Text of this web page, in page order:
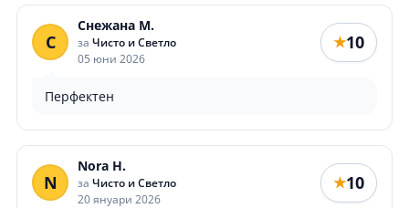
С
Снежана М.
за Чисто и Светло
05 юни 2026
★10
Перфектен
N
Nora H.
за Чисто и Светло
20 януари 2026
★10